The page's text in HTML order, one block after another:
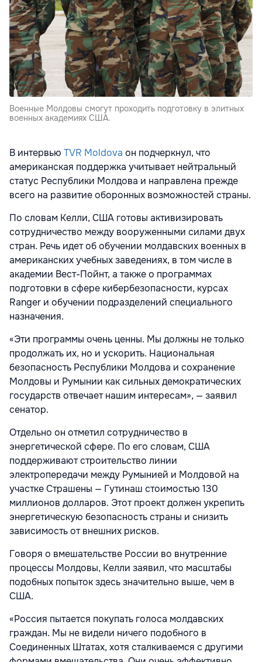
Военные Молдовы смогут проходить подготовку в элитных
военных академиях США.
В интервью TVR Moldova он подчеркнул, что
американская поддержка учитывает нейтральный
статус Республики Молдова и направлена прежде
всего на развитие оборонных возможностей страны.
По словам Келли, США готовы активизировать
сотрудничество между вооруженными силами двух
стран. Речь идет об обучении молдавских военных в
американских учебных заведениях, в том числе в
академии Вест-Пойнт, а также о программах
подготовки в сфере кибербезопасности, курсах
Ranger и обучении подразделений специального
назначения.
«Эти программы очень ценны. Мы должны не только
продолжать их, но и ускорить. Национальная
безопасность Республики Молдова и сохранение
Молдовы и Румынии как сильных демократических
государств отвечает нашим интересам», — заявил
сенатор.
Отдельно он отметил сотрудничество в
энергетической сфере. По его словам, США
поддерживают строительство линии
электропередачи между Румынией и Молдовой на
участке Страшены — Гутинаш стоимостью 130
миллионов долларов. Этот проект должен укрепить
энергетическую безопасность страны и снизить
зависимость от внешних рисков.
Говоря о вмешательстве России во внутренние
процессы Молдовы, Келли заявил, что масштабы
подобных попыток здесь значительно выше, чем в
США.
«Россия пытается покупать голоса молдавских
граждан. Мы не видели ничего подобного в
Соединенных Штатах, хотя сталкиваемся с другими